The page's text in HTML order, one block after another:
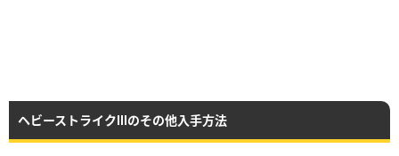
ヘビーストライクⅢのその他入手方法